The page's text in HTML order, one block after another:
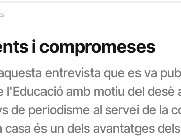
i compromeses
entrevista que es va
l'Educació amb motiu del
de periodisme al servei de la
casa és un dels avantatges